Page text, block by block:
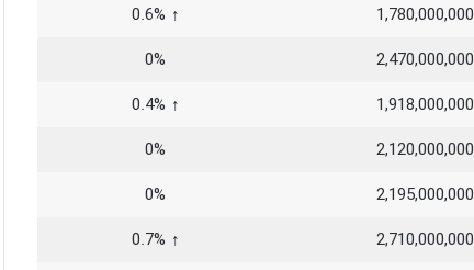
1,780,000,000
↑ 0.6%
2,470,000,000
0%
1,918,000,000
↑ 0.4%
2,120,000,000
0%
2,195,000,000
0%
2,710,000,000
↑ 0.7%